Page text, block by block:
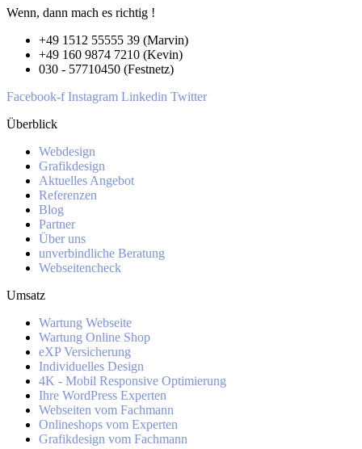
Wenn, dann mach es richtig !
+49 1512 55555 39 (Marvin)
+49 160 9874 7210 (Kevin)
030 - 57710450 (Festnetz)
Facebook-f Instagram Linkedin Twitter
Überblick
Webdesign
Grafikdesign
Aktuelles Angebot
Referenzen
Blog
Partner
Über uns
unverbindliche Beratung
Webseitencheck
Umsatz
Wartung Webseite
Wartung Online Shop
eXP Versicherung
Individuelles Design
4K - Mobil Responsive Optimierung
Ihre WordPress Experten
Webseiten vom Fachmann
Onlineshops vom Experten
Grafikdesign vom Fachmann